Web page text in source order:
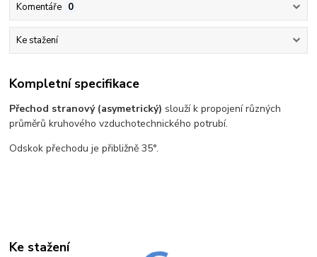
Komentáře 0
Ke stažení
Kompletní specifikace
Přechod stranový (asymetrický) slouží k propojení různých
průměrů kruhového vzduchotechnického potrubí.
Odskok přechodu je přibližně 35°.
Ke stažení